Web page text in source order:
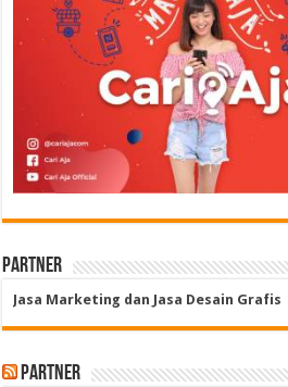
Partner
Jasa Marketing dan Jasa Desain Grafis
Partner